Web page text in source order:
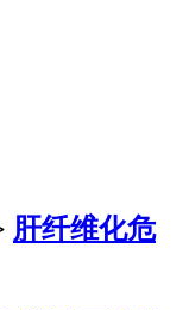
肝纤维化危